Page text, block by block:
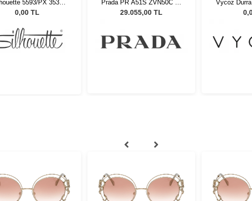
5593/PX 3530
52/17 G027
0,00 TL
Prada PR A51S ZVN50C 58
Kadın Güneş Gözlüğü
29.055,00 TL
Vycoz
H